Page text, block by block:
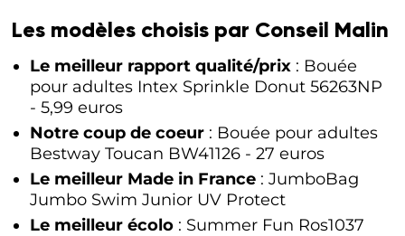
Les modèles choisis par Conseil Malin
Le meilleur rapport qualité/prix : Bouée
pour adultes Intex Sprinkle Donut 56263NP
- 5,99 euros
Notre coup de coeur : Bouée pour adultes
Bestway Toucan BW41126 - 27 euros
Le meilleur Made in France : JumboBag
Jumbo Swim Junior UV Protect
Le meilleur écolo : Summer Fun Ros1037